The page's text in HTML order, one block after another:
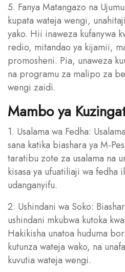
5. Fanya Matangazo na
kupata wateja wengi,
yako. Hii inaweza kufanywa
redio, mitandao ya kijamii,
promosheni. Pia, unaweza
na programu za malipo za
wengi zaidi.
Mambo ya
1. Usalama wa Fedha:
sana katika biashara ya M-
taratibu zote za usalama na
kisasa ya ufuatiliaji wa fedha
udanganyifu.
2. Ushindani wa Soko:
ushindani mkubwa kutoka
Hakikisha unatoa huduma
kutunza wateja wako, na
kuvutia wateja wengi.